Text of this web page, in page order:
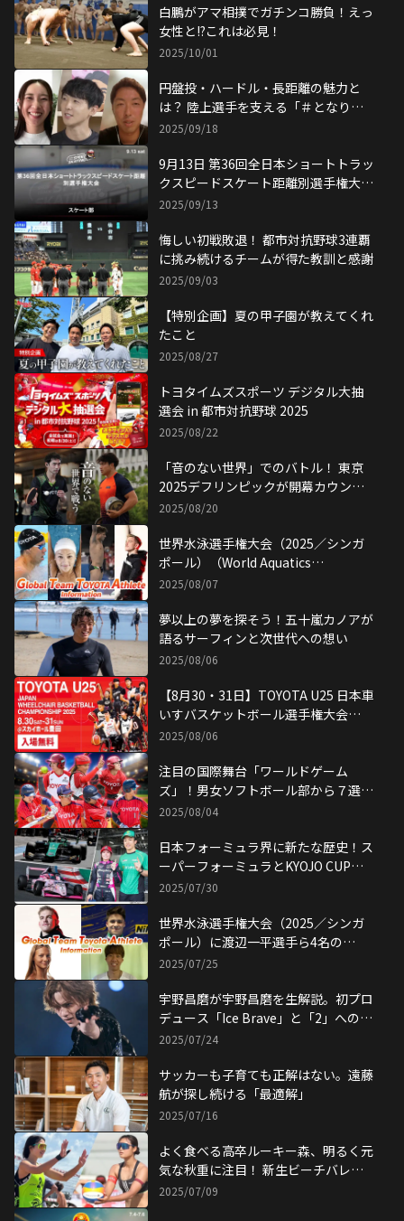
白鵬がアマ相撲でガチンコ勝負！えっ
女性と!?これは必見！
2025/10/01
円盤投・ハードル・長距離の魅力と
は？ 陸上選手を支える「＃となり目
線」
2025/09/18
9月13日 第36回全日本ショートトラッ
クスピードスケート距離別選手権大会
試合結果
2025/09/13
悔しい初戦敗退！ 都市対抗野球3連覇
に挑み続けるチームが得た教訓と感謝
2025/09/03
【特別企画】夏の甲子園が教えてくれ
たこと
2025/08/27
トヨタイムズスポーツ デジタル大抽
選会 in 都市対抗野球 2025
2025/08/22
「音のない世界」でのバトル！ 東京
2025デフリンピックが開幕カウント
ダウン
2025/08/20
世界水泳選手権大会（2025／シンガ
ポール）（World Aquatics
Championships Singapore 2025）
2025/08/07
夢以上の夢を探そう！五十嵐カノアが
語るサーフィンと次世代への想い
2025/08/06
【8月30・31日】TOYOTA U25 日本車
いすバスケットボール選手権大会
2025、とよたスポーツフェスティバ
2025/08/06
注目の国際舞台「ワールドゲーム
ズ」！男女ソフトボール部から７選手
が 世界一を目指す！
2025/08/04
日本フォーミュラ界に新たな歴史！ス
ーパーフォーミュラとKYOJO CUPが
同時開催!!
2025/07/30
世界水泳選手権大会（2025／シンガ
ポール）に渡辺一平選手ら4名の
GTTAが出場！
2025/07/25
宇野昌磨が宇野昌磨を生解説。初プロ
デュース「Ice Brave」と「2」への想
い
2025/07/24
サッカーも子育ても正解はない。遠藤
航が探し続ける「最適解」
2025/07/16
よく食べる高卒ルーキー森、明るく元
気な秋重に注目！ 新生ビーチバレー
ボール部
2025/07/09